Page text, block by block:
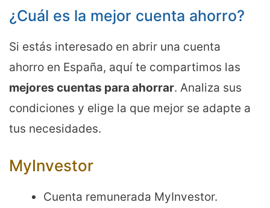
¿Cuál es la mejor cuenta ahorro?
Si estás interesado en abrir una cuenta
ahorro en España, aquí te compartimos las
mejores cuentas para ahorrar. Analiza sus
condiciones y elige la que mejor se adapte a
tus necesidades.
MyInvestor
Cuenta remunerada MyInvestor.